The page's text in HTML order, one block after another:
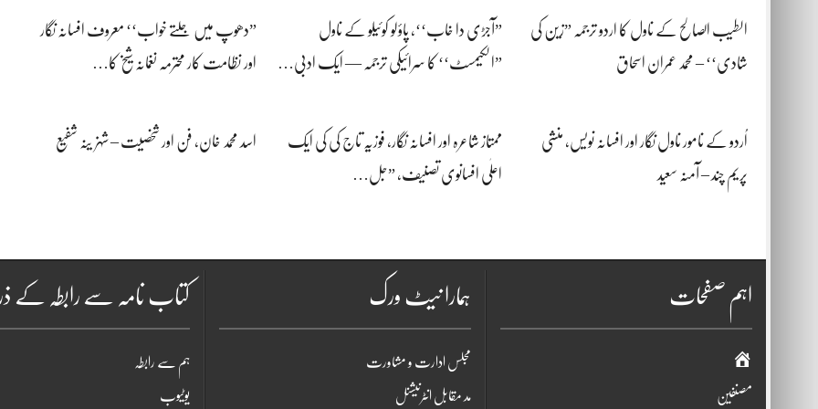
الطیب الصالح کے ناول کا اردو ترجمہ ”زین کی
شادی‘‘ – محمد عمران اسحاق
”آجڑی دا خاب‘‘، پاؤلو کوئیلو کے ناول
”الکیمسٹ‘‘ کا سرائیکی ترجمہ — ایک ادبی…
”دھوپ میں جلتے خواب‘‘ معروف افسانہ نگار
اور نظامت کار محترمہ نغمانہ شیخ کا…
اُردو کے نامور ناول نگار اور افسانہ نویس، منشی
پریم چند – آمنہ سعید
ممتاز شاعرہ اور افسانہ نگار، فوزیہ تاج کی کی ایک
اعلٰی افسانوی تصنیف، ”جل…
اسد محمد خان، فن اور شخصیت – شہزینہ شفیع
کتاب نامہ سے رابطہ کے
ہم سے رابطہ
یوٹیوب
ہمارا نیٹ ورک
مجلس ادارت و مشاورت
مد مقابل انٹرنیشنل
اہم صفحات
صفحہ
اوّل
مصنفین